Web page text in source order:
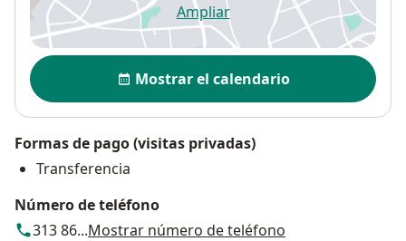
Ampliarse abre en una nueva
Disponibilidad
Mostrar el calendario
Formas de pago (visitas privadas)
Transferencia
Número de teléfono
313 86...Mostrar número de teléfono